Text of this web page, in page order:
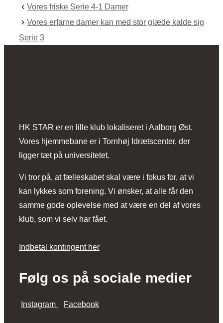
Vores friske Serie 4-1 Damer
Vores erfarne damer kan med stor glæde kalde sig
Serie 3
​HK STAR er en lille klub lokaliseret i Aalborg Øst.
Vores hjemmebane er i Tornhøj Idrætscenter, der
ligger tæt på universitetet.
Vi tror på, at fælleskabet skal være i fokus for, at vi
kan lykkes som forening. Vi ønsker, at alle får den
samme gode oplevelse med at være en del af vores
klub, som vi selv har fået.
Indbetal kontingent her
Følg os på sociale medier
Instagram Facebook